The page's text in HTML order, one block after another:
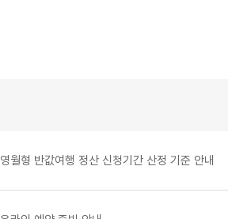
영월형 반값여행 정산 신청기간 산정 기준 안내